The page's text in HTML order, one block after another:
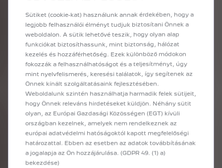
ajánlása) szerint kerültek megállapításra. Az
értékek nem veszik figyelembe a használati
feltételeket, a vezetési stílust,
felszereléseket
és
az opciókat, gumiabroncs
típusától
változhatnak.
üzemanyag-
fogyasztási , CO2-kibocsátási és hatótáv
adatokról bővebb információt a
márkakereskedésekben talál.
ÁLLÍTSA ÖSSZE AZ ÚJ
PEUGEOT 308 MODELLJÉT
Érdekli a Peugeot 308 modell? Szabja személyre a Peugeot konfigurátor
segítségével: válassza ki a felszereltségi szintet, a motorizációt, a színt
és az extrákat, majd képzelje el magát jövőbeli tölthető kompakt
Sütiket (cookie-kat) használunk annak érdekében, hogy a
legjobb felhasználói élményt tudjuk biztosítani Önnek a
weboldalon. A sütik lehetővé teszik, hogy olyan alap
funkciókat biztosíthassunk, mint biztonság, hálózat
kezelés és hozzáférhetőség. Ezek különböző módokon
fokozzák a felhasználhatóságot és a teljesítményt, úgy
mint nyelvfelismerés, keresési találatok, így segítenek az
Önnek kínált szolgáltatásaink fejlesztésében.
Weboldalunk szintén használhatja harmadik felek sütijeit,
hogy Önnek releváns hirdetéseket küldjön. Néhány sütit
olyan, az Európai Gazdasági Közösségen (EGT) kívüli
országban kezelnek, amelyek nem rendelkeznek az
európai adatvédelmi hatóságoktól kapott megfelelőségi
határozattal. Ebben az esetben az adatok továbbításának
a jogalapja az Ön hozzájárulása. (GDPR 49. (1) a)
bekezdése)